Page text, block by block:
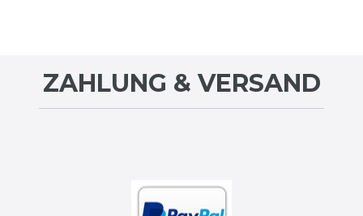
ZAHLUNG & VERSAND